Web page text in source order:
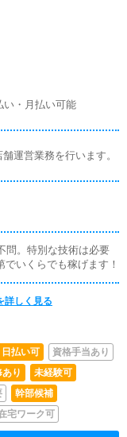
い・月払い可能
運営業務を行います。
問。特別な技術は必要
いくらでも稼げます！
詳しく見る
日払い可
資格手当あり
り
未経験可
幹部候補
宅ワーク可